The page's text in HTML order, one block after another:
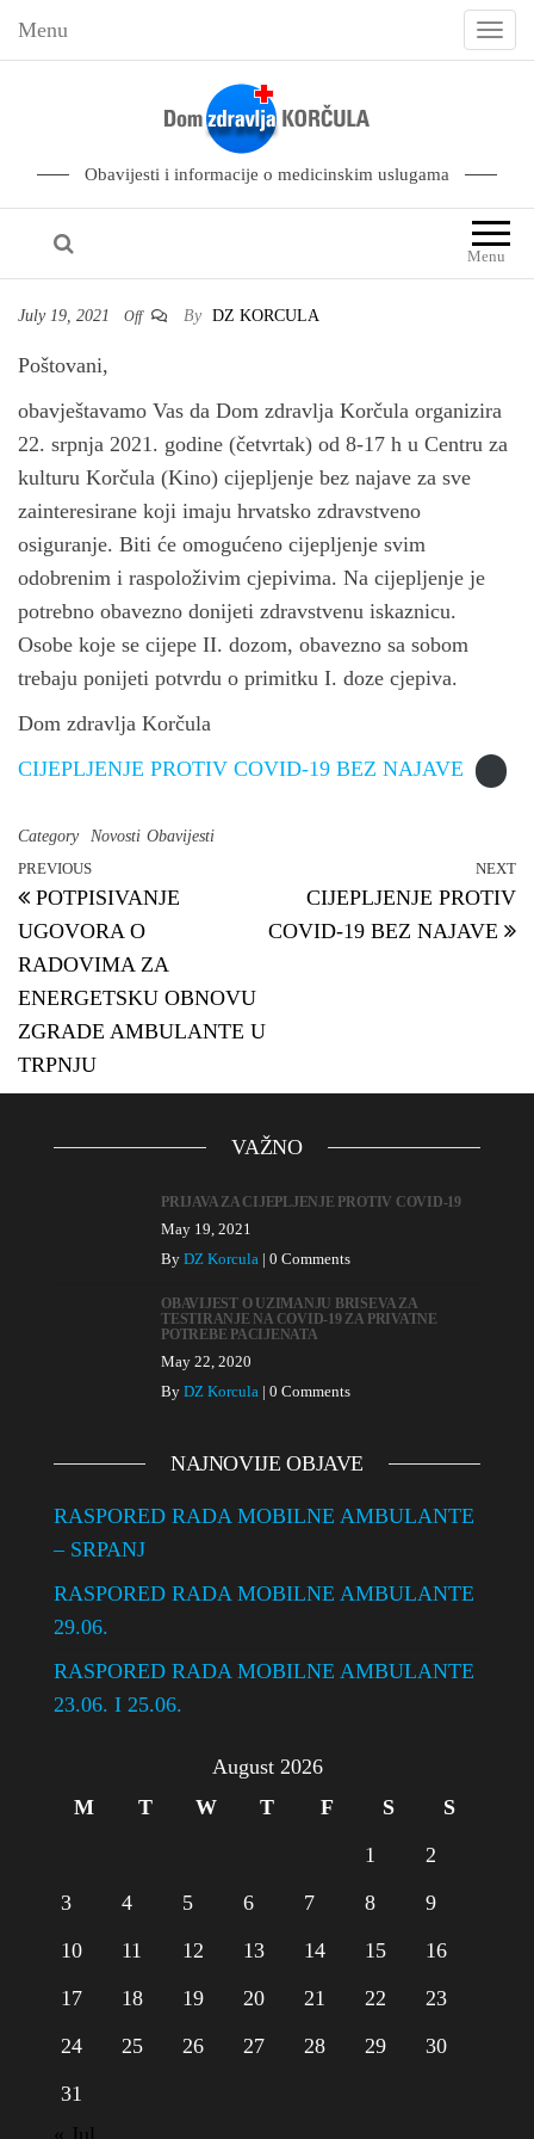
Menu
T
l
e
n
a
t
Obavijesti i informacije o medicinskim uslugama
Menu
July 19, 2021 Off By DZ KORCULA
Poštovani,
obavještavamo Vas da Dom zdravlja Korčula organizira
22. srpnja 2021. godine (četvrtak) od 8-17 h u Centru za
kulturu Korčula (Kino) cijepljenje bez najave za sve
zainteresirane koji imaju hrvatsko zdravstveno
osiguranje. Biti će omogućeno cijepljenje svim
odobrenim i raspoloživim cjepivima. Na cijepljenje je
potrebno obavezno donijeti zdravstvenu iskaznicu.
Osobe koje se cijepe II. dozom, obavezno sa sobom
trebaju ponijeti potvrdu o primitku I. doze cjepiva.
Dom zdravlja Korčula
CIJEPLJENJE PROTIV COVID-19 BEZ NAJAVE
Category Novosti Obavijesti
Post navigation
Previous Post
PREVIOUS
POTPISIVANJE
UGOVORA O
RADOVIMA ZA
ENERGETSKU OBNOVU
ZGRADE AMBULANTE U
TRPNJU
NEXT
CIJEPLJENJE PROTIV
COVID-19 BEZ NAJAVE
VAŽNO
PRIJAVA ZA CIJEPLJENJE PROTIV COVID-19
May 19, 2021
By DZ Korcula | 0 Comments
OBAVIJEST O UZIMANJU BRISEVA ZA
TESTIRANJE NA COVID-19 ZA PRIVATNE
POTREBE PACIJENATA
May 22, 2020
By DZ Korcula | 0 Comments
NAJNOVIJE OBJAVE
RASPORED RADA MOBILNE AMBULANTE
– SRPANJ
RASPORED RADA MOBILNE AMBULANTE
29.06.
RASPORED RADA MOBILNE AMBULANTE
23.06. I 25.06.
August 2026
M
T W T F S
S
1
2
3
4 5 6 7 8
9
10
11 12 13 14 15
16
17
18 19 20 21 22
23
24
25 26 27 28 29
30
31
« Jul